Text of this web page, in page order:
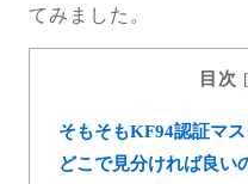
てみました。
目次 [
そもそもKF94認証マス
どこで見分ければ良い